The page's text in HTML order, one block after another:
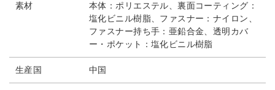
素材
本体：ポリエステル、裏面コーティング：
塩化ビニル樹脂、ファスナー：ナイロン、
ファスナー持ち手：亜鉛合金、透明カバ
ー・ポケット：塩化ビニル樹脂
生産国 中国